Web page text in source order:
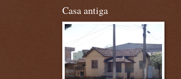
Casa antiga